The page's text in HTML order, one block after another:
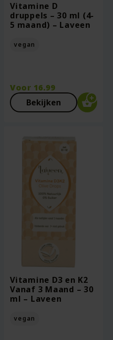
Vitamine D
druppels – 30 ml (4-
5 maand) – Laveen
vegan
Voor 16.99
Bekijken
Vitamine D3 en K2
Vanaf 3 Maand – 30
ml – Laveen
vegan